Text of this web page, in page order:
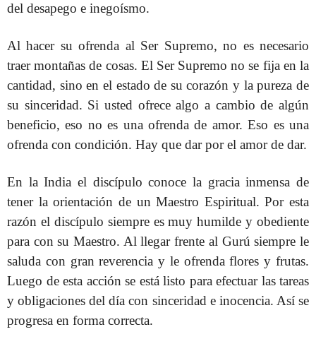
del desapego e inegoísmo.
Al hacer su ofrenda al Ser Supremo, no es necesario
traer montañas de cosas. El Ser Supremo no se fija en la
cantidad, sino en el estado de su corazón y la pureza de
su sinceridad. Si usted ofrece algo a cambio de algún
beneficio, eso no es una ofrenda de amor. Eso es una
ofrenda con condición. Hay que dar por el amor de dar.
En la India el discípulo conoce la gracia inmensa de
tener la orientación de un Maestro Espiritual. Por esta
razón el discípulo siempre es muy humilde y obediente
para con su Maestro. Al llegar frente al Gurú siempre le
saluda con gran reverencia y le ofrenda flores y frutas.
Luego de esta acción se está listo para efectuar las tareas
y obligaciones del día con sinceridad e inocencia. Así se
progresa en forma correcta.